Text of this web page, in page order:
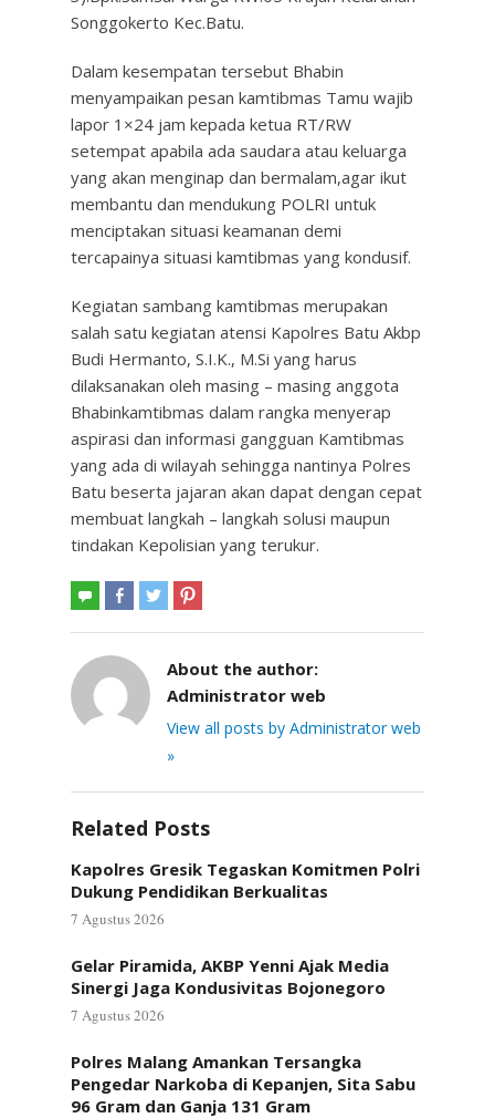
Songgokerto Kec.Batu.
Dalam kesempatan tersebut Bhabin
menyampaikan pesan kamtibmas Tamu wajib
lapor 1×24 jam kepada ketua RT/RW
setempat apabila ada saudara atau keluarga
yang akan menginap dan bermalam,agar ikut
membantu dan mendukung POLRI untuk
menciptakan situasi keamanan demi
tercapainya situasi kamtibmas yang kondusif.
Kegiatan sambang kamtibmas merupakan
salah satu kegiatan atensi Kapolres Batu Akbp
Budi Hermanto, S.I.K., M.Si yang harus
dilaksanakan oleh masing – masing anggota
Bhabinkamtibmas dalam rangka menyerap
aspirasi dan informasi gangguan Kamtibmas
yang ada di wilayah sehingga nantinya Polres
Batu beserta jajaran akan dapat dengan cepat
membuat langkah – langkah solusi maupun
tindakan Kepolisian yang terukur.
About the author:
Administrator web
View all posts by Administrator web
»
Related Posts
Kapolres Gresik Tegaskan Komitmen Polri
Dukung Pendidikan Berkualitas
7 Agustus 2026
Gelar Piramida, AKBP Yenni Ajak Media
Sinergi Jaga Kondusivitas Bojonegoro
7 Agustus 2026
Polres Malang Amankan Tersangka
Pengedar Narkoba di Kepanjen, Sita Sabu
96 Gram dan Ganja 131 Gram